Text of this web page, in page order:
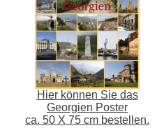
Hier können Sie das
Georgien Poster
ca. 50 X 75 cm bestellen.